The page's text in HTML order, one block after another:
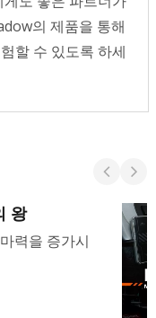
의 제품을 통해
할 수 있도록 하세
왕
력을 증가시